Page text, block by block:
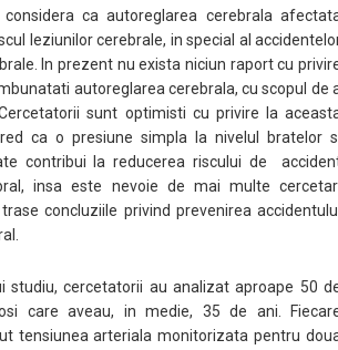
considera ca autoreglarea cerebrala
leziunilor cerebrale, in special al
In prezent nu exista niciun raport cu
autoreglarea cerebrala, cu scopul de
sunt optimisti cu privire la
ca o presiune simpla la nivelul bratelor
contribui la reducerea riscului de
insa este nevoie de mai multe
concluziile privind prevenirea
studiu, cercetatorii au analizat aproape 50
care aveau, in medie, 35 de ani.
tensiunea arteriala monitorizata pentru